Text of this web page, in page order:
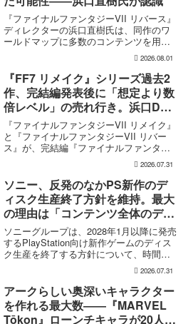
『ファイナルファンタジーVII リバース』
ディレクターの浜口直樹氏は、同作のワ
ールドマップに多数のコンテンツを用意
したことで、一部のプレイヤーが疲れを
感じたり、ゲームから離れたりした可能
性があるとの認識を示した。
GamesRadar+のイン...
2026.08.01
『FF7 リメイク』シリーズ過去2
作、完結編発表後に「想定より数
倍レベル」の売れ行き。浜口Dが
明かす
『ファイナルファンタジーVII リメイク』
と『ファイナルファンタジーVII リバー
ス』が、完結編『ファイナルファンタジ
ーVII リベレーション』の発表後、「我々
の想定よりも、数倍レベル」で売れてい
ると、シリーズディレクターの浜口直樹
氏がAU...
2026.07.31
ソニー、反発のなかPS新作のデ
ィスク生産終了方針を維持。最大
の理由は「コンテンツ全体のデジ
タル化」
ソニーグループは、2028年1月以降に発売
するPlayStation向け新作ゲームのディス
ク生産を終了する方針について、時間を
かけて慎重に検討した末に出した結論だ
と改めて説明した。7月31日に行われた
2026年度第1四半期決算説明会の質疑応...
2026.07.31
アークらしい奥深いキャラクター
を作れる最大数――『MARVEL
Tōkon』ローンチキャラが20人に